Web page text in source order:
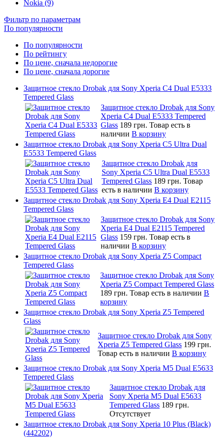
Nokia (9)
Фильтр по параметрам
По популярности
По популярности
По рейтингу
По цене, сначала недорогие
По цене, сначала дорогие
Защитное стекло Drobak для Sony Xperia C4 Dual E5333
Tempered Glass
Защитное стекло Drobak для Sony
Xperia C4 Dual E5333 Tempered
Glass 189 грн. Товар есть в
наличии В корзину
Защитное стекло Drobak для Sony Xperia C5 Ultra Dual
E5533 Tempered Glass
Защитное стекло Drobak для
Sony Xperia C5 Ultra Dual E5533
Tempered Glass 189 грн. Товар
есть в наличии В корзину
Защитное стекло Drobak для Sony Xperia E4 Dual E2115
Tempered Glass
Защитное стекло Drobak для Sony
Xperia E4 Dual E2115 Tempered
Glass 159 грн. Товар есть в
наличии В корзину
Защитное стекло Drobak для Sony Xperia Z5 Compact
Tempered Glass
Защитное стекло Drobak для Sony
Xperia Z5 Compact Tempered Glass
189 грн. Товар есть в наличии В
корзину
Защитное стекло Drobak для Sony Xperia Z5 Tempered
Glass
Защитное стекло Drobak для Sony
Xperia Z5 Tempered Glass 199 грн.
Товар есть в наличии В корзину
Защитное стекло Drobak для Sony Xperia M5 Dual E5633
Tempered Glass
Защитное стекло Drobak для
Sony Xperia M5 Dual E5633
Tempered Glass 189 грн.
Отсутствует
Защитное стекло Drobak для Sony Xperia 10 Plus (Black)
(442202)